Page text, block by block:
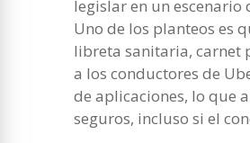
legislar en un
Uno de los planteos es
libreta sanitaria, carnet
a los conductores de
de aplicaciones, lo que
seguros, incluso si el